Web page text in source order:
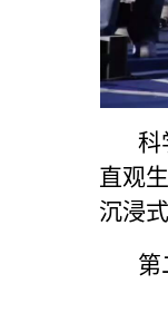
科学
直观
沉浸
第二